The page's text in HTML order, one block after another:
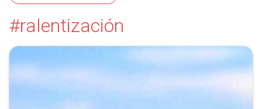
#ralentización